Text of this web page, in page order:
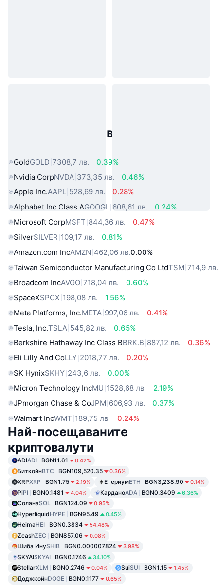
Популярни активи от реалния
GoldGOLD 7308,7 лв.
0.39%
Nvidia CorpNVDA 373,35 лв.
0.46%
Apple Inc.AAPL 528,69 лв.
0.28%
Alphabet Inc Class AGOOGL 608,61 лв.
0.24%
Microsoft CorpMSFT 844,36 лв.
0.47%
SilverSILVER 109,17 лв.
0.81%
Amazon.com IncAMZN 462,06 лв.0.00%
Taiwan Semiconductor Manufacturing Co LtdTSM 714,9 лв.
Broadcom IncAVGO 718,04 лв.
0.60%
SpaceXSPCX 198,08 лв.
1.56%
Meta Platforms, Inc.META 997,06 лв.
0.41%
Tesla, Inc.TSLA 545,82 лв.
0.65%
Berkshire Hathaway Inc Class BBRK.B 887,12 лв.
0.36%
Eli Lilly And CoLLY 2018,77 лв.
0.20%
SK HynixSKHY 243,6 лв.
0.00%
Micron Technology IncMU 1528,68 лв.
2.19%
JPmorgan Chase & CoJPM 606,93 лв.
0.37%
Walmart IncWMT 189,75 лв. 0.24%
Най-посещаваните
криптовалути
ADIADI BGN11.61 0.42%
БиткойнBTC BGN109,520.35 0.36%
XRPXRP BGN1.75 2.19% ЕтериумETH BGN3,238.90 0.14%
PiPI BGN0.1481 4.04% КарданоADA BGN0.3409 6.36%
СоланаSOL BGN124.09 0.95%
HyperliquidHYPE BGN95.49 0.45%
HeimaHEI BGN0.3834 54.48%
ZcashZEC BGN857.06 0.08%
Шиба ИнуSHIB BGN0.000007824 3.98%
SKYAISKYAI BGN0.1746 34.10%
StellarXLM BGN0.2746 0.04% SuiSUI BGN1.15 1.45%
ДоджкойнDOGE BGN0.1177 0.65%